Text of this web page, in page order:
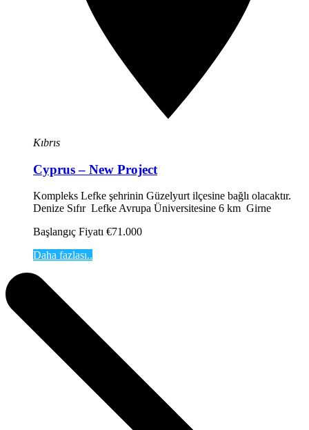
Kıbrıs
Cyprus – New Project
Kompleks Lefke şehrinin Güzelyurt ilçesine bağlı olacaktır.
Denize Sıfır Lefke Avrupa Üniversitesine 6 km Girne
Başlangıç Fiyatı €71.000
Daha fazlası..